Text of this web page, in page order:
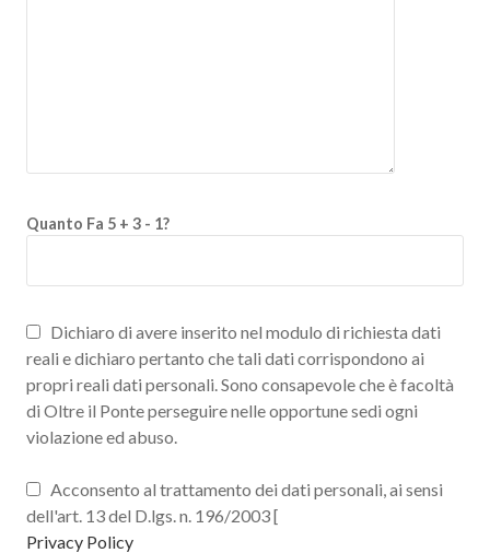
Quanto Fa 5 + 3 - 1?
Dichiaro di avere inserito nel modulo di richiesta dati
reali e dichiaro pertanto che tali dati corrispondono ai
propri reali dati personali. Sono consapevole che è facoltà
di Oltre il Ponte perseguire nelle opportune sedi ogni
violazione ed abuso.
Acconsento al trattamento dei dati personali, ai sensi
dell'art. 13 del D.lgs. n. 196/2003 [
Privacy Policy